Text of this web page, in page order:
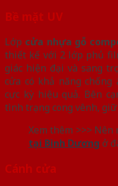
Bề mặt UV
Lớp cửa nhựa gỗ
thiết kế với 2 lớp phủ
giác hiện đại và sang
cửa có khả năng chống
cực kỳ hiệu quả. Bên
tình trạng cong vênh,
Xem thêm >>> Nên
tại Bình Dương ở
Cánh cửa